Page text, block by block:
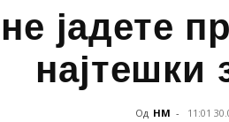
јадете
најтешки
Од НМ - 11:01